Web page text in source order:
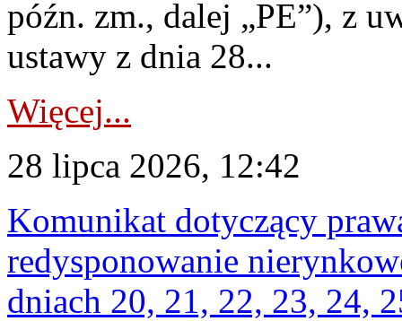
późn. zm., dalej „PE”), z
ustawy z dnia 28...
Więcej...
28 lipca 2026, 12:42
Komunikat dotyczący
redysponowanie
dniach 20, 21, 22, 23, 24,